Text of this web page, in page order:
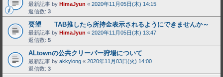
最新記事 by HimaJyun « 2020年11月05日(木) 14:15
返信数: 3
要望 TAB推したら所持金表示されるようにできませんか～
最新記事 by HimaJyun « 2020年11月05日(木) 13:47
返信数: 5
ALtownの公共クリーパー狩場について
最新記事 by akkylong « 2020年11月03日(火) 14:00
返信数: 3